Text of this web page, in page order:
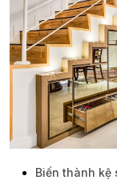
Biến thành